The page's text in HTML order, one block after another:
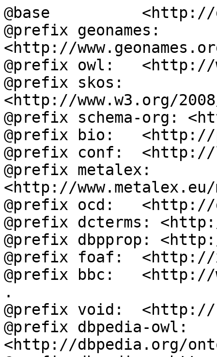
@base          <http://
@prefix geonames:
<http://
@prefix owl:   <http://
@prefix skos:
<http://www.w3.org/
@prefix schema-org:
@prefix bio:
@prefix conf:  <http://
@prefix metalex:
<http://
@prefix ocd:
@prefix dcterms:
@prefix dbpprop:
@prefix foaf:  <http://
@prefix bbc:   <http://
.
@prefix void:
@prefix dbpedia-owl:
<http://dbpedia.org/